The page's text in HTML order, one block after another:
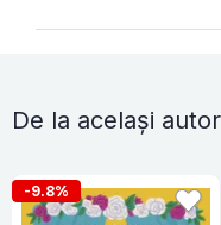
De la același autor
-9.8%